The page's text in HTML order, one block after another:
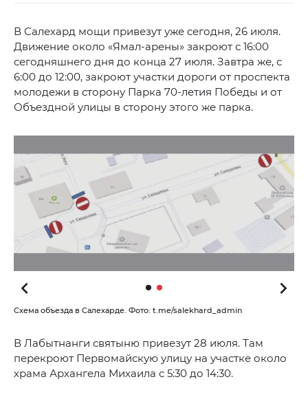
В Салехард мощи привезут уже сегодня, 26 июля.
Движение около «Ямал-арены» закроют с 16:00
сегодняшнего дня до конца 27 июля. Завтра же, с
6:00 до 12:00, закроют участки дороги от проспекта
молодежи в сторону Парка 70-летия Победы и от
Объездной улицы в сторону этого же парка.
Схема объезда в Салехарде. Фото: t.me/salekhard_admin
В Лабытнанги святыню привезут 28 июля. Там
перекроют Первомайскую улицу на участке около
храма Архангела Михаила с 5:30 до 14:30.